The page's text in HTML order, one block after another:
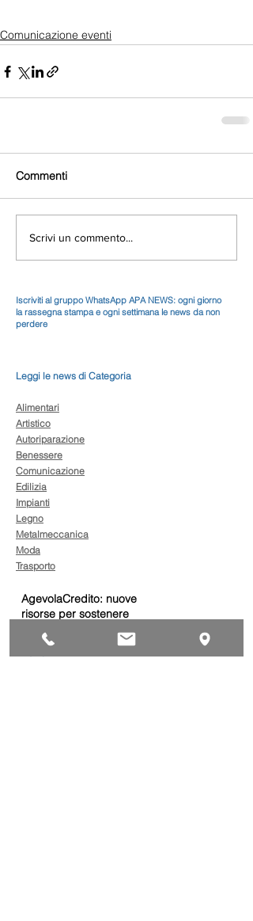
Comunicazione eventi
Commenti
Scrivi un commento...
Iscriviti al gruppo WhatsApp APA NEWS: ogni giorno
la rassegna stampa e ogni settimana le news da non
perdere
Leggi le news di Categoria
Alimentari
Artistico
Autoriparazione
Benessere
Comunicazione
Edilizia
Impianti
Legno
Metalmeccanica
Moda
Trasporto
AgevolaCredito: nuove
risorse per sostenere
sviluppo, ammodernamento
e competitività delle imprese